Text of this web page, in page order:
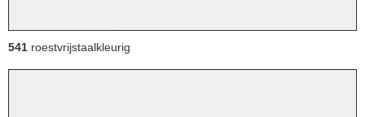
541 roestvrijstaalkleurig